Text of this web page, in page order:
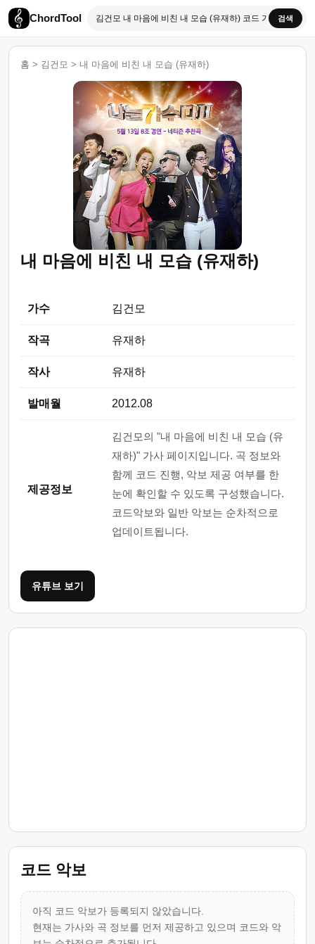
ChordTool 검색
홈 > 김건모 > 내 마음에 비친 내 모습 (유재하)
내 마음에 비친 내 모습 (유재하)
가수 김건모
작곡 유재하
작사 유재하
발매월 2012.08
제공정보
김건모의 "내 마음에 비친 내 모습 (유
재하)" 가사 페이지입니다. 곡 정보와
함께 코드 진행, 악보 제공 여부를 한
눈에 확인할 수 있도록 구성했습니다.
코드악보와 일반 악보는 순차적으로
업데이트됩니다.
유튜브 보기
코드 악보
아직 코드 악보가 등록되지 않았습니다.
현재는 가사와 곡 정보를 먼저 제공하고 있으며 코드와 악